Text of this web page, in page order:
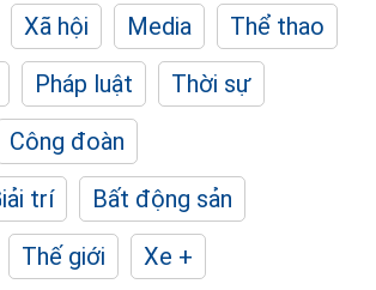
Xã hội Media
Thể thao
Pháp luật
Thời sự
Công đoàn
trí
Bất động sản
Thế giới
Xe +